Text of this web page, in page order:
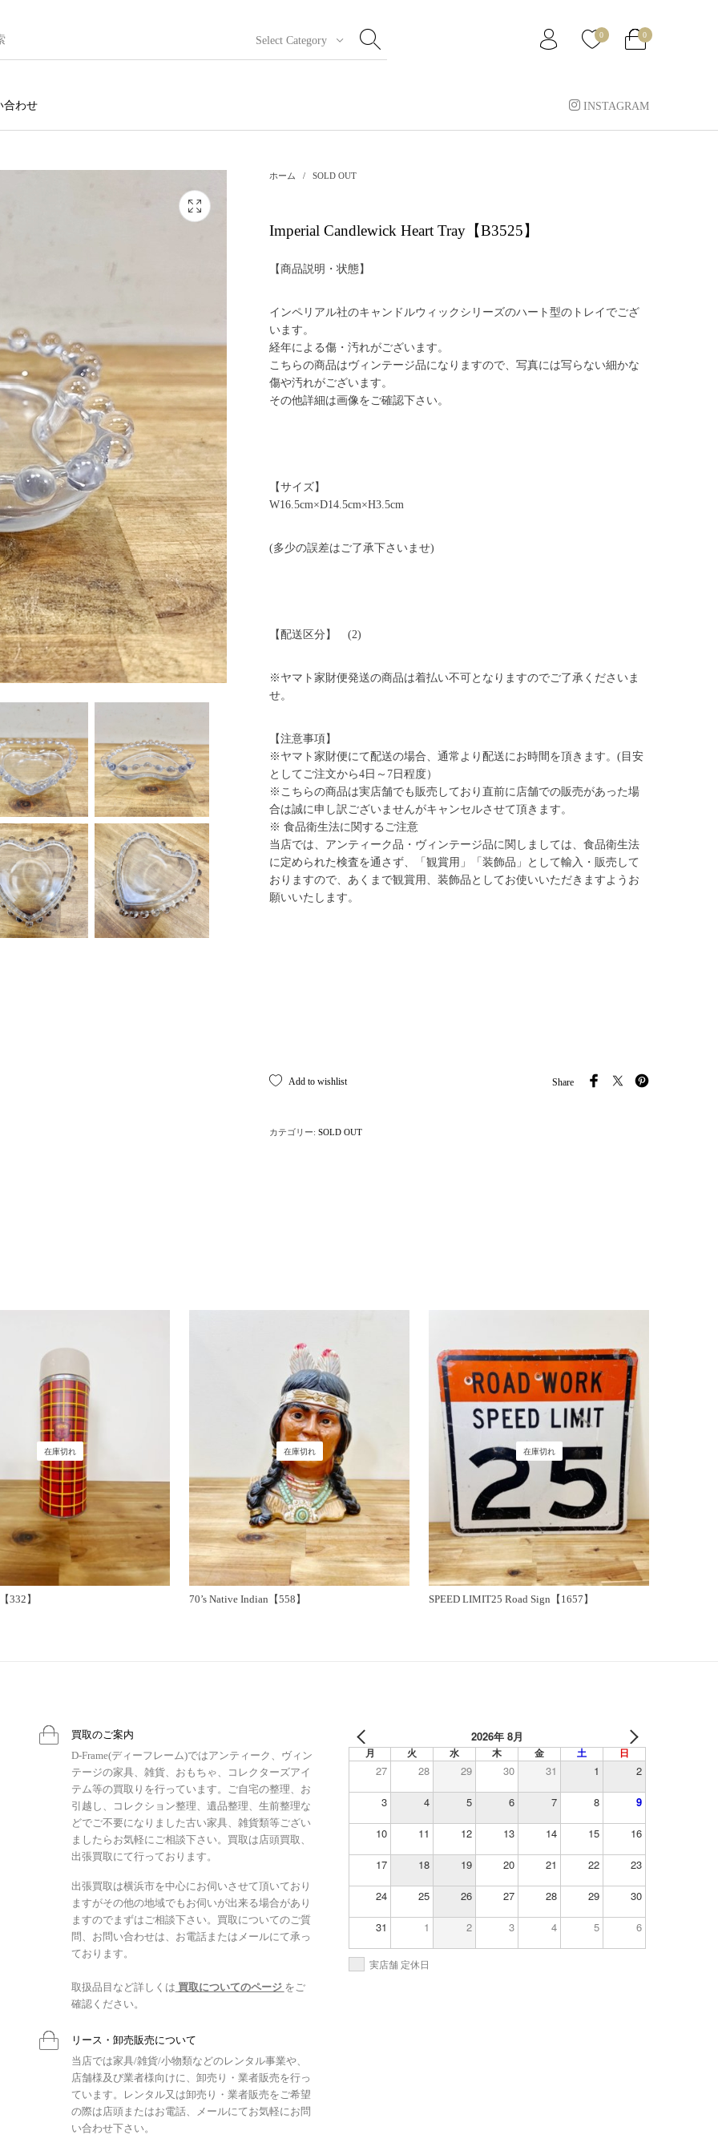
Select Category 0 0
合わせ INSTAGRAM
ホーム / SOLD OUT
Imperial Candlewick Heart Tray【B3525】
【商品説明・状態】
インペリアル社のキャンドルウィックシリーズのハート型のトレイでござ
います。
経年による傷・汚れがございます。
こちらの商品はヴィンテージ品になりますので、写真には写らない細かな
傷や汚れがございます。
その他詳細は画像をご確認下さい。
【サイズ】
W16.5cm×D14.5cm×H3.5cm
(多少の誤差はご了承下さいませ)
【配送区分】 (2)
※ヤマト家財便発送の商品は着払い不可となりますのでご了承くださいま
せ。
【注意事項】
※ヤマト家財便にて配送の場合、通常より配送にお時間を頂きます。(目安
としてご注文から4日～7日程度）
※こちらの商品は実店舗でも販売しており直前に店舗での販売があった場
合は誠に申し訳ございませんがキャンセルさせて頂きます。
※ 食品衛生法に関するご注意
当店では、アンティーク品・ヴィンテージ品に関しましては、食品衛生法
に定められた検査を通さず、「観賞用」「装飾品」として輸入・販売して
おりますので、あくまで観賞用、装飾品としてお使いいただきますようお
願いいたします。
Share
Add to wishlist
カテゴリー: SOLD OUT
在庫切れ
332】
在庫切れ
70’s Native Indian【558】
在庫切れ
SPEED LIMIT25 Road Sign【1657】
買取のご案内
D-Frame(ディーフレーム)ではアンティーク、ヴィン
テージの家具、雑貨、おもちゃ、コレクターズアイ
テム等の買取りを行っています。ご自宅の整理、お
引越し、コレクション整理、遺品整理、生前整理な
どでご不要になりました古い家具、雑貨類等ござい
ましたらお気軽にご相談下さい。買取は店頭買取、
出張買取にて行っております。
出張買取は横浜市を中心にお伺いさせて頂いており
ますがその他の地域でもお伺いが出来る場合があり
ますのでまずはご相談下さい。買取についてのご質
問、お問い合わせは、お電話またはメールにて承っ
ております。
取扱品目など詳しくは 買取についてのページ をご
確認ください。
リース・卸売販売について
当店では家具/雑貨/小物類などのレンタル事業や、
店舗様及び業者様向けに、卸売り・業者販売を行っ
ています。レンタル又は卸売り・業者販売をご希望
の際は店頭またはお電話、メールにてお気軽にお問
い合わせ下さい。
2026年 8月
月 火 水 木 金 土 日
27 28 29 30 31 1 2
3 4 5 6 7 8 9
10 11 12 13 14 15 16
17 18 19 20 21 22 23
24 25 26 27 28 29 30
31 1 2 3 4 5 6
実店舗 定休日